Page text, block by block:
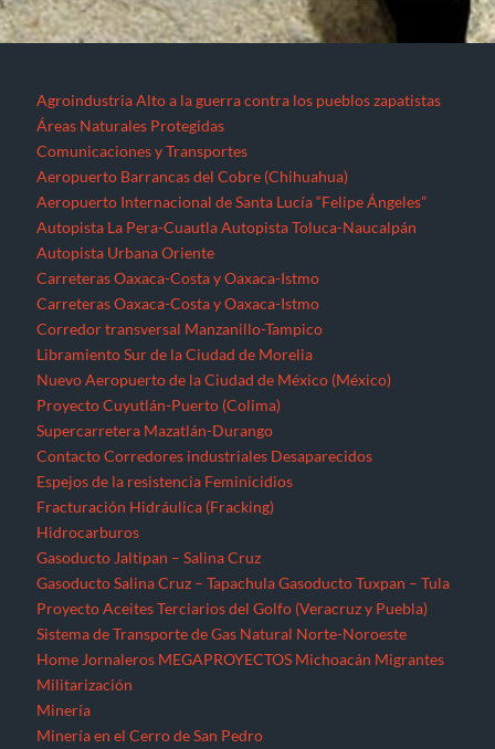
Agroindustria Alto a la guerra contra los pueblos zapatistas
Áreas Naturales Protegidas
Comunicaciones y Transportes
Aeropuerto Barrancas del Cobre (Chihuahua)
Aeropuerto Internacional de Santa Lucía “Felipe Ángeles”
Autopista La Pera-Cuautla Autopista Toluca-Naucalpán
Autopista Urbana Oriente
Carreteras Oaxaca-Costa y Oaxaca-Istmo
Carreteras Oaxaca-Costa y Oaxaca-Istmo
Corredor transversal Manzanillo-Tampico
Libramiento Sur de la Ciudad de Morelia
Nuevo Aeropuerto de la Ciudad de México (México)
Proyecto Cuyutlán-Puerto (Colima)
Supercarretera Mazatlán-Durango
Contacto Corredores industriales Desaparecidos
Espejos de la resistencia Feminicidios
Fracturación Hidráulica (Fracking)
Hidrocarburos
Gasoducto Jaltipan – Salina Cruz
Gasoducto Salina Cruz – Tapachula Gasoducto Tuxpan – Tula
Proyecto Aceites Terciarios del Golfo (Veracruz y Puebla)
Sistema de Transporte de Gas Natural Norte-Noroeste
Home Jornaleros MEGAPROYECTOS Michoacán Migrantes
Militarización
Minería
Minería en el Cerro de San Pedro